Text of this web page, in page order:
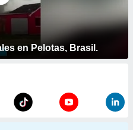
en Pelotas, Brasil.